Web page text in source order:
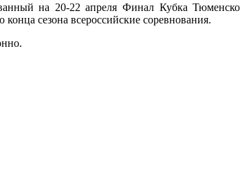
на 20-22 апреля Финал Кубка
сезона всероссийские соревнования.